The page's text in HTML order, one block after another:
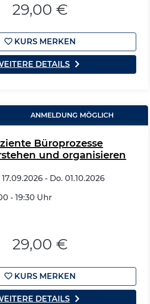
29,00 €
KURS MERKEN
DETAILS
ANMELDUNG MÖGLICH
Büroprozesse
und organisieren
17.09.2026 - Do. 01.10.2026
- 19:30 Uhr
29,00 €
KURS MERKEN
DETAILS